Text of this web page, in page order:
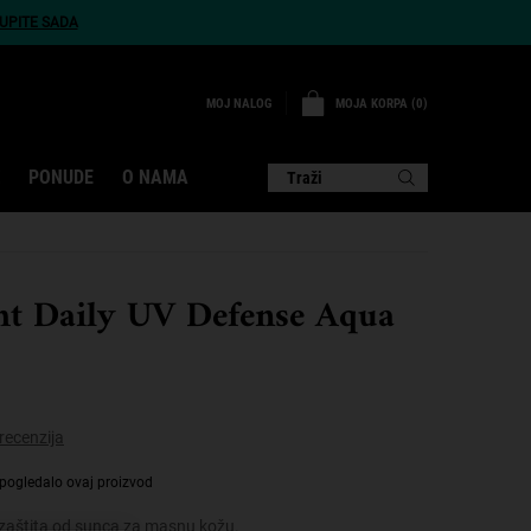
SADA
MOJ NALOG MOJA KORPA 0
0 PROIZVOD
PONUDE O NAMA Traži
Daily UV Defense Aqua
ovaj proizvod
od sunca za masnu kožu.